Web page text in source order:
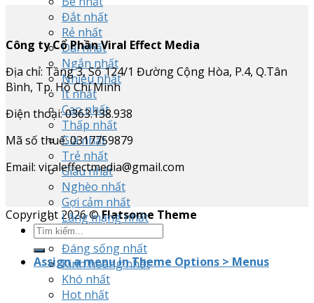
Đắt nhất
Rẻ nhất
Dài nhất
Ngắn nhất
Nhiều nhất
Ít nhất
Cao nhất
Thấp nhất
Già nhất
Trẻ nhất
Giàu nhất
Nghèo nhất
Gợi cảm nhất
Lãng mạng nhất
Tốn kém nhất
Đáng sống nhất
Kinh hoàng nhất
Khó nhất
Hot nhất
Công ty Cổ Phần Viral Effect Media
Địa chỉ: Tầng 3, Số 124/1 Đường Cộng Hòa, P.4, Q.Tân
Bình, Tp. Hồ Chí Minh
Điện thoại: 0363.138.938
Mã số thuế: 0317759879
Email: viraleffectmedia@gmail.com
Copyright 2026 ©Flatsome Theme
Assign a menu in Theme Options > Menus